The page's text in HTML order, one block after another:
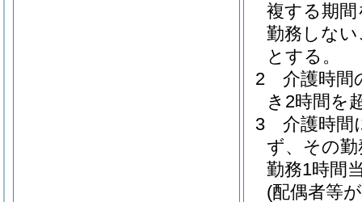
複する期
勤務しな
とする。
2
介護時間
き2時間を
3
介護時間
ず、その
勤務1時間
(配偶者等